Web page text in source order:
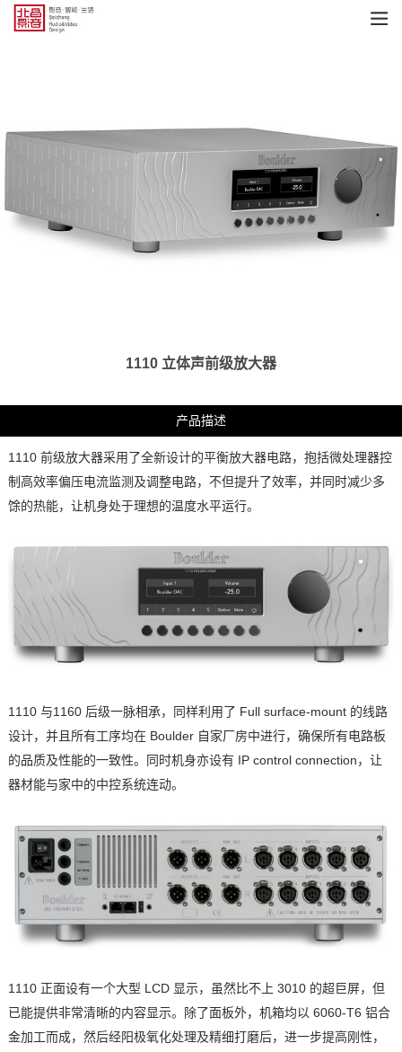
1110 立体声前级放大器
产品描述
1110 前级放大器采用了全新设计的平衡放大器电路，抱括微处理器控
制高效率偏压电流监测及调整电路，不但提升了效率，并同时减少多
馀的热能，让机身处于理想的温度水平运行。
1110 与1160 后级一脉相承，同样利用了 Full surface-mount 的线路
设计，并且所有工序均在 Boulder 自家厂房中进行，确保所有电路板
的品质及性能的一致性。同时机身亦设有 IP control connection，让
器材能与家中的中控系统连动。
1110 正面设有一个大型 LCD 显示，虽然比不上 3010 的超巨屏，但
已能提供非常清晰的内容显示。除了面板外，机箱均以 6060-T6 铝合
金加工而成，然后经阳极氧化处理及精细打磨后，进一步提高刚性，